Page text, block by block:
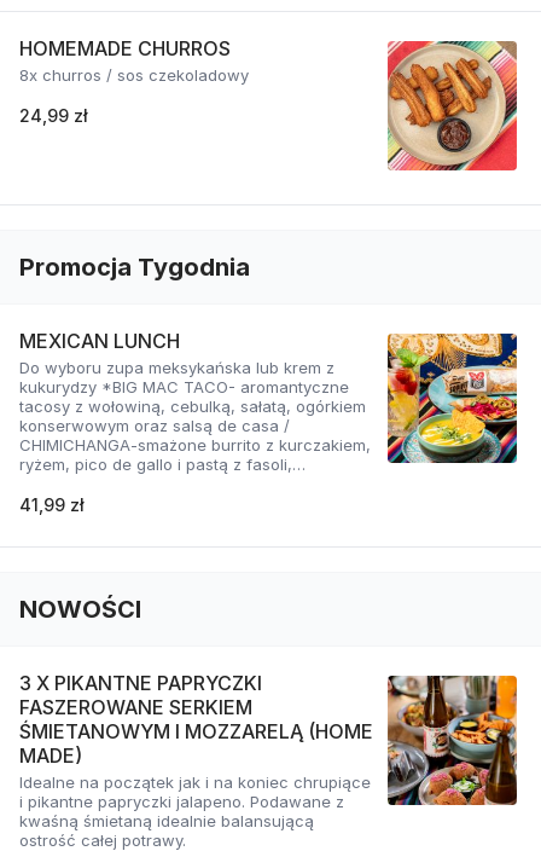
HOMEMADE CHURROS
8x churros / sos czekoladowy
24,99 zł
Promocja Tygodnia
MEXICAN LUNCH
Do wyboru zupa meksykańska lub krem z
kukurydzy *BIG MAC TACO- aromantyczne
tacosy z wołowiną, cebulką, sałatą, ogórkiem
konserwowym oraz salsą de casa /
CHIMICHANGA-smażone burrito z kurczakiem,
ryżem, pico de gallo i pastą z fasoli,
crema / DIRTY FRIES VEGE-frytki z gorącym
41,99 zł
NOWOŚCI
3 X PIKANTNE PAPRYCZKI
FASZEROWANE SERKIEM
ŚMIETANOWYM I MOZZARELĄ (HOME
MADE)
Idealne na początek jak i na koniec chrupiące
i pikantne papryczki jalapeno. Podawane z
kwaśną śmietaną idealnie balansującą
ostrość całej potrawy.